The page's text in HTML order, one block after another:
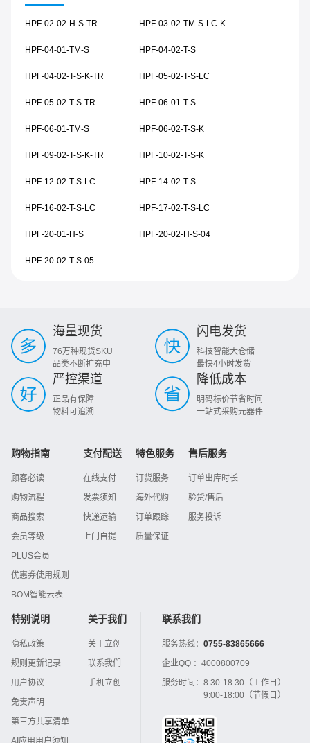
HPF-02-02-H-S-TR HPF-03-02-TM-S-LC-K
HPF-04-01-TM-S HPF-04-02-T-S
HPF-04-02-T-S-K-TR HPF-05-02-T-S-LC
HPF-05-02-T-S-TR HPF-06-01-T-S
HPF-06-01-TM-S HPF-06-02-T-S-K
HPF-09-02-T-S-K-TR HPF-10-02-T-S-K
HPF-12-02-T-S-LC HPF-14-02-T-S
HPF-16-02-T-S-LC HPF-17-02-T-S-LC
HPF-20-01-H-S HPF-20-02-H-S-04
HPF-20-02-T-S-05
海量现货
76万种现货SKU
品类不断扩充中
闪电发货
科技智能大仓储
最快4小时发货
严控渠道
正品有保障
物料可追溯
降低成本
明码标价节省时间
一站式采购元器件
购物指南
顾客必读
购物流程
商品搜索
会员等级
PLUS会员
优惠券使用规则
BOM智能云表
支付配送
在线支付
发票须知
快递运输
上门自提
特色服务
订货服务
海外代购
订单跟踪
质量保证
售后服务
订单出库时长
验货/售后
服务投诉
特别说明
隐私政策
规则更新记录
用户协议
免责声明
第三方共享清单
AI应用用户须知
关于我们
关于立创
联系我们
手机立创
联系我们
服务热线： 0755-83865666
企业QQ ： 4000800709
服务时间： 8:30-18:30（工作日）
9:00-18:00（节假日）